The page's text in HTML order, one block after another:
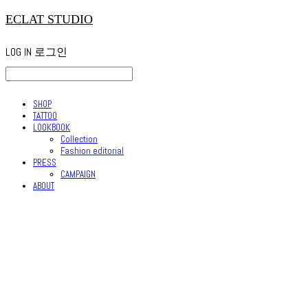
ECLAT STUDIO
LOG IN 로그인
SHOP
TATTOO
LOOKBOOK
Collection
Fashion editorial
PRESS
CAMPAIGN
ABOUT